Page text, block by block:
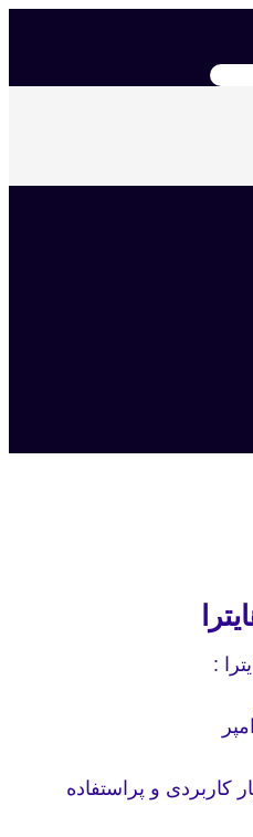
:
کاربردی و پراستفاده